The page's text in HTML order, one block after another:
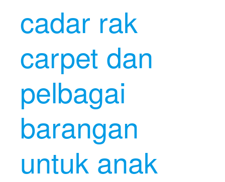
cadar rak
carpet dan
pelbagai
barangan
untuk anak